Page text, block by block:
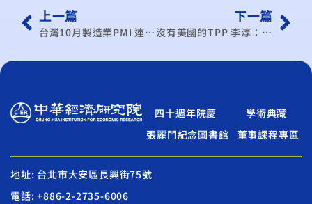
上一篇
台灣10月製造業PMI 連續20個月擴張
下一篇
沒有美國的TPP 李淳：台灣要加緊腳步往前走
四十週年院慶
學術典藏
張麗門紀念圖書館
董事課程專區
地址: 台北市大安區長興街75號
電話: +886-2-2735-6006